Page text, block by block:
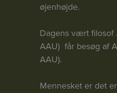
øjenhøjde.
Dagens vært filosof
AAU) får besøg af
AAU).
Mennesket er det